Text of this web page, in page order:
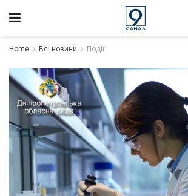
Home Всі новини Події